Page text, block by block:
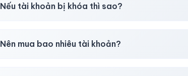
Nếu tài khoản bị khóa thì sao?
Nên mua bao nhiêu tài khoản?